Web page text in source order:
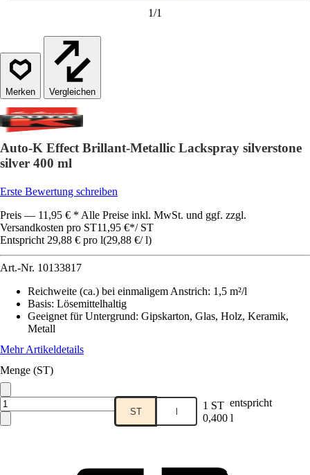
1/1
Vergleichen
Auto-K Effect Brillant-Metallic Lackspray silverstone
silver 400 ml
Erste Bewertung schreiben
Preis — 11,95 € * Alle Preise inkl. MwSt. und ggf. zzgl.
Versandkosten pro ST11,95 €*/ ST
Entspricht 29,88 € pro l(29,88 €/ l)
Art.-Nr. 10133817
Reichweite (ca.) bei einmaligem Anstrich: 1,5 m²/l
Basis: Lösemittelhaltig
Geeignet für Untergrund: Gipskarton, Glas, Holz, Keramik,
Metall
Mehr Artikeldetails
Menge (ST)
ST l 1 ST entspricht
0,400 l